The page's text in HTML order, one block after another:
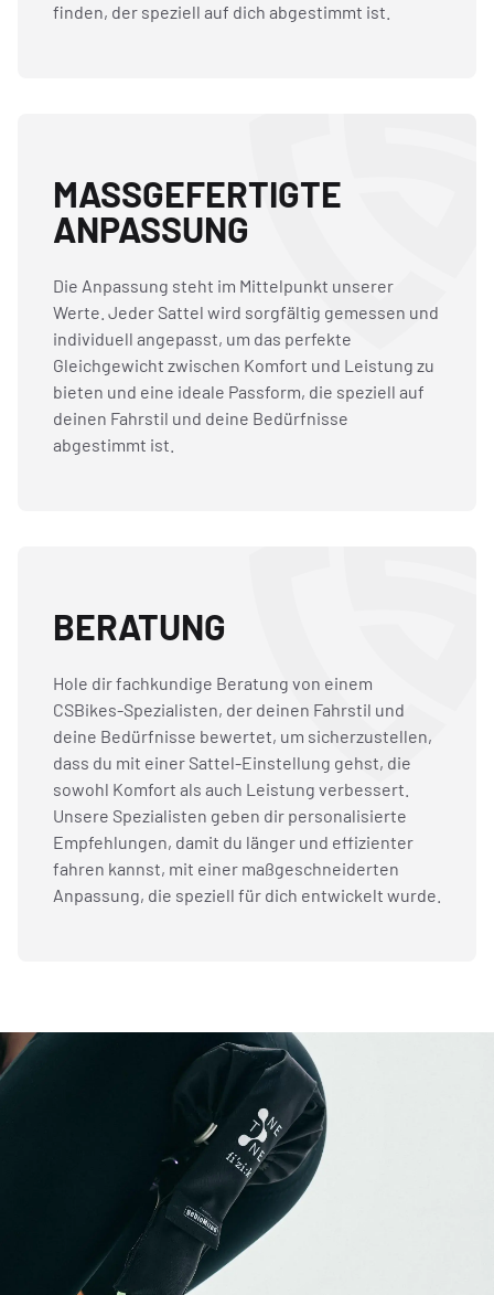
finden, der speziell auf dich abgestimmt ist.
MASSGEFERTIGTE A
NPASSUNG
Die Anpassung steht im Mittelpunkt unserer
Werte. Jeder Sattel wird sorgfältig gemessen und
individuell angepasst, um das perfekte
Gleichgewicht zwischen Komfort und Leistung zu
bieten und eine ideale Passform, die speziell auf
deinen Fahrstil und deine Bedürfnisse
abgestimmt ist.
BERATUNG
Hole dir fachkundige Beratung von einem
CSBikes-Spezialisten, der deinen Fahrstil und
deine Bedürfnisse bewertet, um sicherzustellen,
dass du mit einer Sattel-Einstellung gehst, die
sowohl Komfort als auch Leistung verbessert.
Unsere Spezialisten geben dir personalisierte
Empfehlungen, damit du länger und effizienter
fahren kannst, mit einer maßgeschneiderten
Anpassung, die speziell für dich entwickelt wurde.